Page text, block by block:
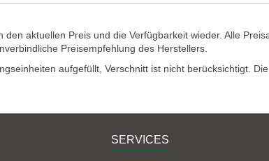
aktuellen Preis und die Verfügbarkeit wieder. Alle
Preisempfehlung des Herstellers.
aufgefüllt, Verschnitt ist nicht berücksichtigt.
SERVICES